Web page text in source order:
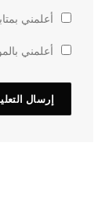
أعلمني
أعلمني